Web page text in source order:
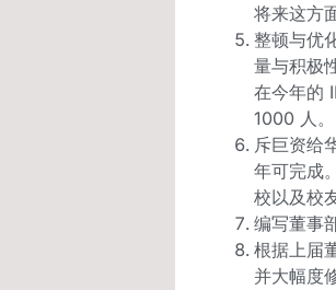
将来这方
整顿与优
量与积极
在今年的
1000 人。
斥巨资给
年可完成
校以及校
编写董事
根据上届
并大幅度